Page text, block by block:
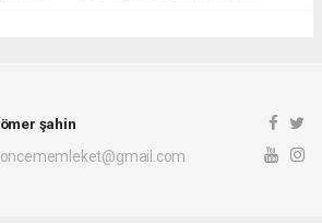
ömer şahin
oncememleket@gmail.com